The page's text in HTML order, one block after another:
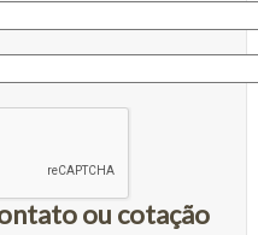
ou cotação